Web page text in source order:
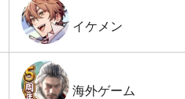
イケメン
海外ゲーム